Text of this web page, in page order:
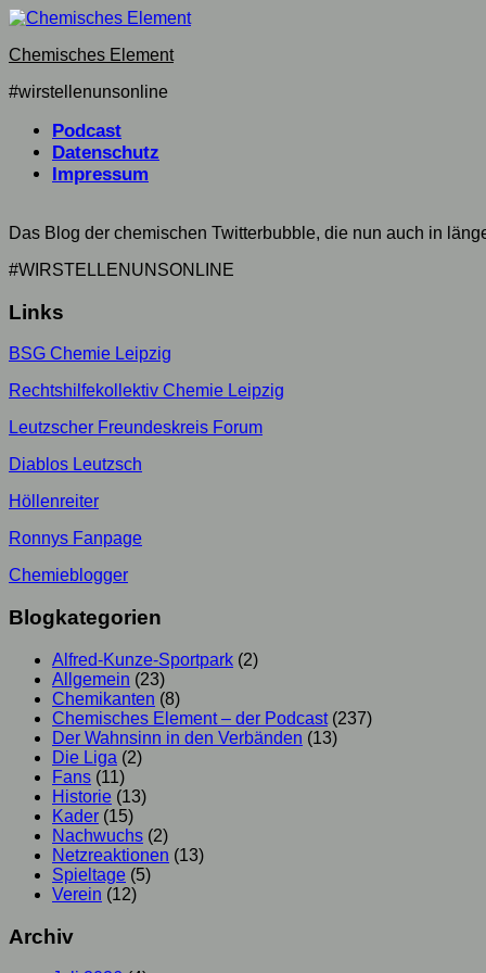
Skip
content
Chemisches Element
#wirstellenunsonline
Current
Page:
Podcast
Datenschutz
Impressum
Das Blog der chemischen Twitterbubble, die nun auch in
#WIRSTELLENUNSONLINE
Links
BSG Chemie Leipzig
Rechtshilfekollektiv Chemie Leipzig
Leutzscher Freundeskreis Forum
Diablos Leutzsch
Höllenreiter
Ronnys Fanpage
Chemieblogger
Blogkategorien
Alfred-Kunze-Sportpark (2)
Allgemein (23)
Chemikanten (8)
Chemisches Element – der Podcast(237)
Der Wahnsinn in den Verbänden (13)
Die Liga (2)
Fans (11)
Historie (13)
Kader (15)
Nachwuchs (2)
Netzreaktionen (13)
Spieltage (5)
Verein (12)
Archiv